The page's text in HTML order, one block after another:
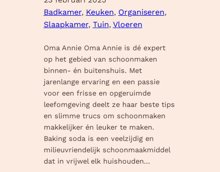
Badkamer, Keuken, Organiseren ,
Slaapkamer, Tuin, Vloeren
Oma Annie Oma Annie is dé expert
op het gebied van schoonmaken
binnen- én buitenshuis. Met
jarenlange ervaring en een passie
voor een frisse en opgeruimde
leefomgeving deelt ze haar beste tips
en slimme trucs om schoonmaken
makkelijker én leuker te maken.
Baking soda is een veelzijdig en
milieuvriendelijk schoonmaakmiddel
dat in vrijwel elk huishouden…